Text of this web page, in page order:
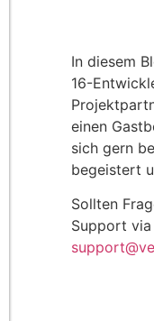
In diesem
16-
einen
sich gern
begeistert
Sollten
Support